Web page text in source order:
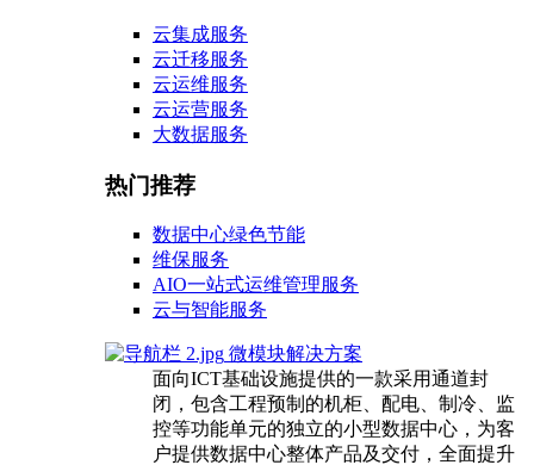
云集成服务
云迁移服务
云运维服务
云运营服务
大数据服务
热门推荐
数据中心绿色节能
维保服务
AIO一站式运维管理服务
云与智能服务
微模块解决方案
面向ICT基础设施提供的一款采用通道封
闭，包含工程预制的机柜、配电、制冷、监
控等功能单元的独立的小型数据中心，为客
户提供数据中心整体产品及交付，全面提升